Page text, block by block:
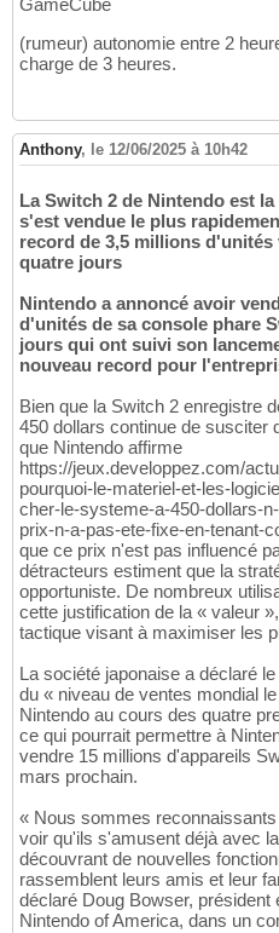
GameCube
(rumeur) autonomie entre 2
charge de 3 heures.
Anthony, le 12/06/2025 à 10h42
La Switch 2 de Nintendo est
s'est vendue le plus
record de 3,5 millions d'unités
quatre jours
Nintendo a annoncé avoir
d'unités de sa console phare
jours qui ont suivi son
nouveau record pour
Bien que la Switch 2 enregistre
450 dollars continue de susciter
que Nintendo affirme
https://jeux.developpez.com/
pourquoi-le-materiel-et-les-
cher-le-systeme-a-450-dollars-
prix-n-a-pas-ete-fixe-en-tenant-
que ce prix n'est pas influencé
détracteurs estiment que la
opportuniste. De nombreux
cette justification de la « valeur
tactique visant à maximiser les
La société japonaise a déclaré
du « niveau de ventes mondial
Nintendo au cours des quatre
ce qui pourrait permettre à
vendre 15 millions d'appareils
mars prochain.
« Nous sommes
voir qu'ils s'amusent déjà avec
découvrant de nouvelles
rassemblent leurs amis et leur
déclaré Doug Bowser, président
Nintendo of America, dans un